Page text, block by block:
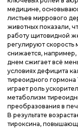
медицине,
листьев миррового
животных показали,
работу щитовидной
регулируют скорость
снижается,
днем сжигает всё
условиях дефицита
тиреоидного
играет роль
метаболизм
преобразования в
В результате
тироксина,